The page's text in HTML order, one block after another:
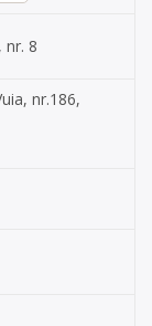
nr. 8
nr.186,